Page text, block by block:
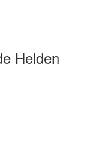
Helden